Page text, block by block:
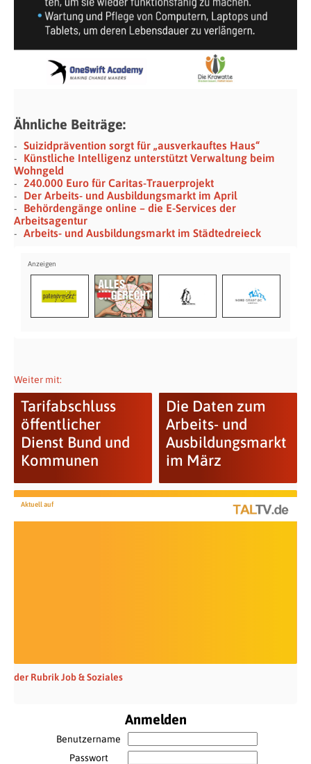
Ähnliche Beiträge:
Suizidprävention sorgt für „ausverkauftes Haus“
Künstliche Intelligenz unterstützt Verwaltung beim
Wohngeld
240.000 Euro für Caritas-Trauerprojekt
Der Arbeits- und Ausbildungsmarkt im April
Behördengänge online – die E-Services der
Arbeitsagentur
Arbeits- und Ausbildungsmarkt im Städtedreieck
Weiter mit:
Tarifabschluss
öffentlicher
Dienst Bund und
Kommunen
Die Daten zum
Arbeits- und
Ausbildungsmarkt
im März
Aktuell auf
der Rubrik Job & Soziales
Anmelden
Benutzername
Passwort